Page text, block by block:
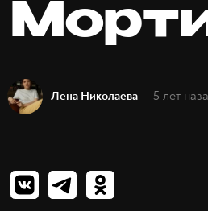
Лена Николаева — 5 лет